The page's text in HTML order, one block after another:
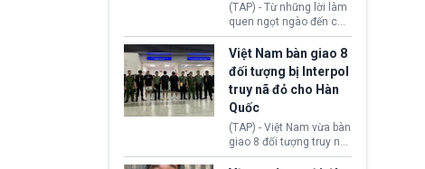
(TAP) - Từ những lời làm
quen ngọt ngào đến các
“sàn vàng ảo”, bất động
sản trực tuyến cùng
đường dây đánh bạc quy
mô lớn, hai tổ chức tội
phạm xuyên quốc gia đã
dựng lên mạng lưới hoạt
động tại Việt Nam và
Lào, lôi kéo hàng nghìn
người tham gia, luân
chuyển dòng tiền qua
Việt Nam bàn giao 8
đối tượng bị Interpol
truy nã đỏ cho Hàn
Quốc
(TAP) - Việt Nam vừa bàn
giao 8 đối tượng truy nã
đỏ Interpol cho lực lượng